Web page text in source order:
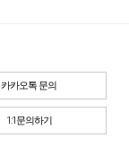
카카오톡 문의
1:1문의하기